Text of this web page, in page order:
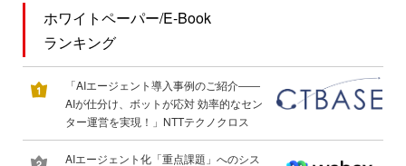
ホワイトペーパー/E-Book
ランキング
「AIエージェント導入事例のご紹介――
AIが仕分け、ボットが応対 効率的なセン
ター運営を実現！」NTTテクノクロス
AIエージェント化「重点課題」へのシス